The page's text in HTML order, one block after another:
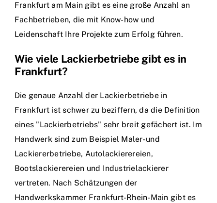
Frankfurt am Main gibt es eine große Anzahl an
Fachbetrieben, die mit Know-how und
Leidenschaft Ihre Projekte zum Erfolg führen.
Wie viele Lackierbetriebe gibt es in
Frankfurt?
Die genaue Anzahl der Lackierbetriebe in
Frankfurt ist schwer zu beziffern, da die Definition
eines "Lackierbetriebs" sehr breit gefächert ist. Im
Handwerk sind zum Beispiel Maler- und
Lackiererbetriebe, Autolackierereien,
Bootslackierereien und Industrielackierer
vertreten. Nach Schätzungen der
Handwerkskammer Frankfurt-Rhein-Main gibt es